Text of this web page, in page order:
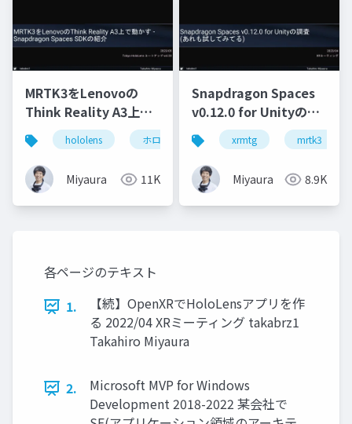
MRTK3をLenovoの
Think Reality A3上で
動かす - Snapdragon
Spaces SDKの紹介
hololens ホロマジ snapdragonspaces
Miyaura 11K
Snapdragon Spaces
v0.12.0 for Unityの調
査(あれも試してみて
る)
xrmtg mrtk3
Miyaura 8.9K
各ページのテキスト
1.
【続】OpenXRでHoloLensアプリを作
る 2022/04 XRミーティング takabrz1
Takahiro Miyaura
2.
Microsoft MVP for Windows
Development 2018-2022 某会社で